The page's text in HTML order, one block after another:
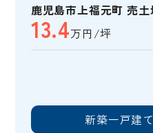
鹿児島市上福元町 売土
13.4万円/坪
新築一戸建